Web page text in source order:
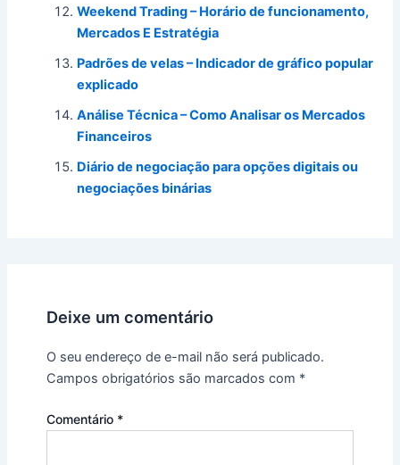
Weekend Trading – Horário de funcionamento,
Mercados E Estratégia
Padrões de velas – Indicador de gráfico popular
explicado
Análise Técnica – Como Analisar os Mercados
Financeiros
Diário de negociação para opções digitais ou
negociações binárias
Deixe um comentário
O seu endereço de e-mail não será publicado.
Campos obrigatórios são marcados com *
Comentário *